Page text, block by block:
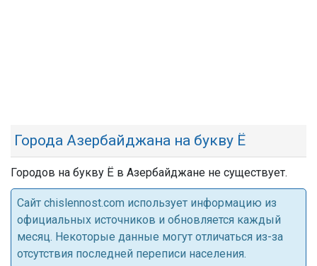
Города Азербайджана на букву Ё
Городов на букву Ё в Азербайджане не существует.
Cайт chislennost.com использует информацию из
официальных источников и обновляется каждый
месяц. Некоторые данные могут отличаться из-за
отсутствия последней переписи населения.